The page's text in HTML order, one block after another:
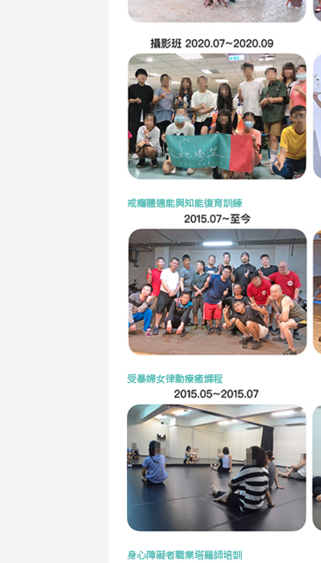
戒癮體適能與知能復育訓練
受暴婦女律動療癒課程
身心障礙者職業塔羅師培訓